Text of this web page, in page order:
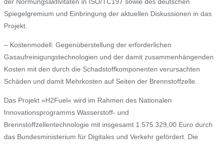
Spiegelgremium und Einbringung der aktuellen Diskussionen in das
Projekt.
– Kostenmodell: Gegenüberstellung der erforderlichen
Gasaufreinigungstechnologien und der damit zusammenhängenden
Kosten mit den durch die Schadstoffkomponenten verursachten
Schäden und damit Mehrkosten auf Seiten der Brennstoffzelle.
Das Projekt »H2Fuel« wird im Rahmen des Nationalen
Innovationsprogramms Wasserstoff- und
Brennstoffzellentechnologie mit insgesamt 1.575.329,00 Euro durch
das Bundesministerium für Digitales und Verkehr gefördert. Die